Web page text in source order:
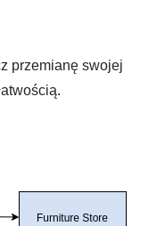
przemianę swojej